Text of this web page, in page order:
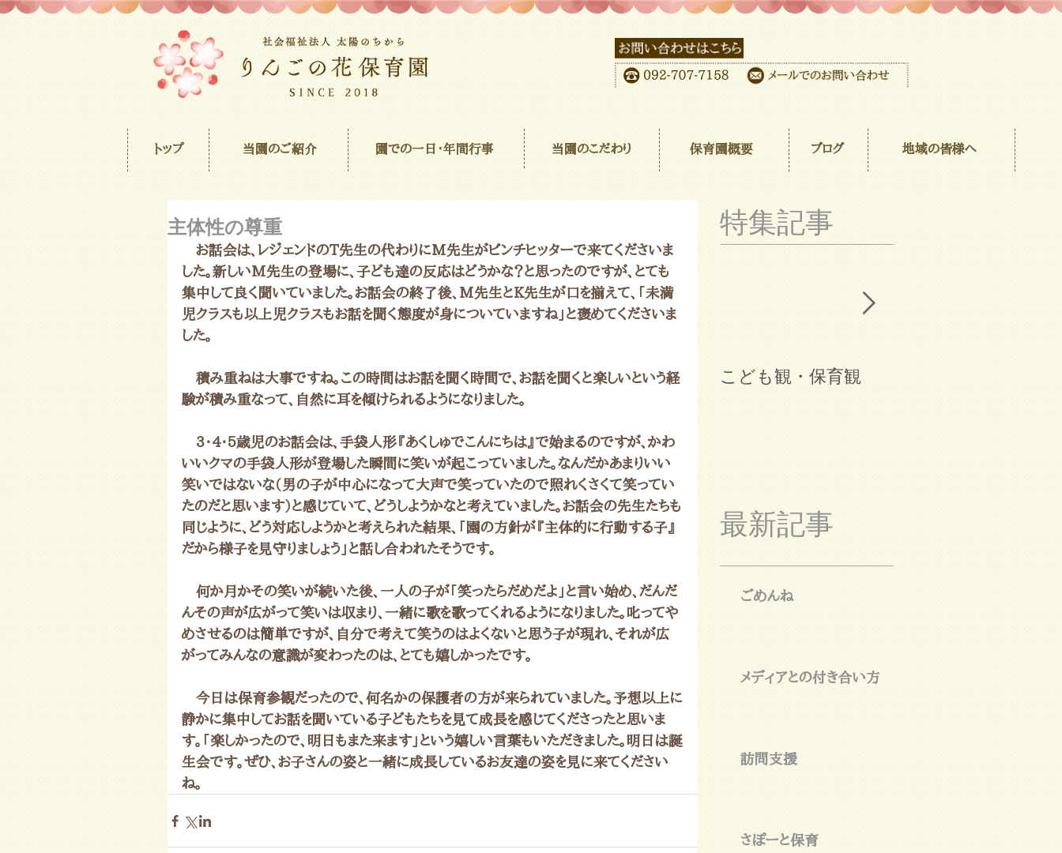
トップ 当園のご紹介 園での一日･年間行事 当園のこだわり 保育園概要 ブログ 地域の皆様へ
主体性の尊重
お話会は、レジェンドのT先生の代わりにM先生がピンチヒッターで来てくださいま
した。新しいM先生の登場に、子ども達の反応はどうかな？と思ったのですが、とても
集中して良く聞いていました。お話会の終了後、M先生とK先生が口を揃えて、「未満
児クラスも以上児クラスもお話を聞く態度が身についていますね」と褒めてくださいま
した。
積み重ねは大事ですね。この時間はお話を聞く時間で、お話を聞くと楽しいという経
験が積み重なって、自然に耳を傾けられるようになりました。
3・4・5歳児のお話会は、手袋人形『あくしゅでこんにちは』で始まるのですが、かわ
いいクマの手袋人形が登場した瞬間に笑いが起こっていました。なんだかあまりいい
笑いではないな（男の子が中心になって大声で笑っていたので照れくさくて笑ってい
たのだと思います）と感じていて、どうしようかなと考えていました。お話会の先生たちも
同じように、どう対応しようかと考えられた結果、「園の方針が『主体的に行動する子』
だから様子を見守りましょう」と話し合われたそうです。
何か月かその笑いが続いた後、一人の子が「笑ったらだめだよ」と言い始め、だんだ
んその声が広がって笑いは収まり、一緒に歌を歌ってくれるようになりました。叱ってや
めさせるのは簡単ですが、自分で考えて笑うのはよくないと思う子が現れ、それが広
がってみんなの意識が変わったのは、とても嬉しかったです。
今日は保育参観だったので、何名かの保護者の方が来られていました。予想以上に
静かに集中してお話を聞いている子どもたちを見て成長を感じてくださったと思いま
す。「楽しかったので、明日もまた来ます」という嬉しい言葉もいただきました。明日は誕
生会です。ぜひ、お子さんの姿と一緒に成長しているお友達の姿を見に来てください
ね。
特集記事
こども観・保育観
最新記事
ごめんね
メディアとの付き合い方
訪問支援
さぽーと保育